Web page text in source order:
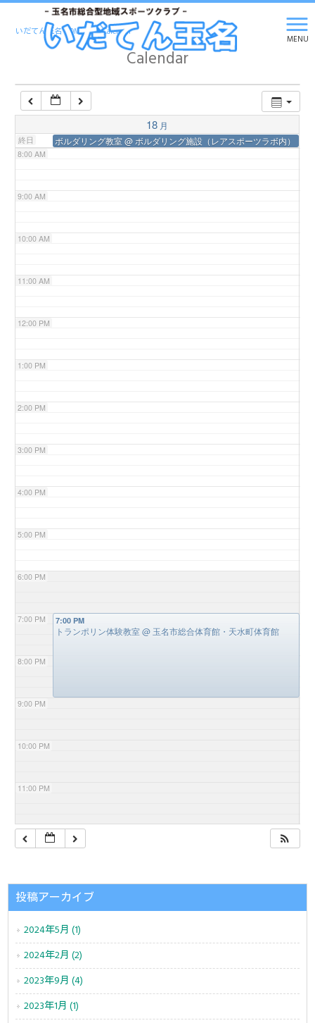
MENU
いだてん玉名 HOME > Calendar
Calendar
18 月
終日 ボルダリング教室@ ボルダリング施設（レアスポーツラボ内）
5:00 AM
7:00 AM
8:00 AM
9:00 AM
10:00 AM
11:00 AM
12:00 PM
1:00 PM
2:00 PM
3:00 PM
4:00 PM
5:00 PM
6:00 PM
7:00 PM
8:00 PM
9:00 PM
10:00 PM
11:00 PM
7:00 PM
トランポリン体験教室@ 玉名市総合体育館・天水町体育館
投稿アーカイブ
2024年5月 (1)
2024年2月 (2)
2023年9月 (4)
2023年1月 (1)